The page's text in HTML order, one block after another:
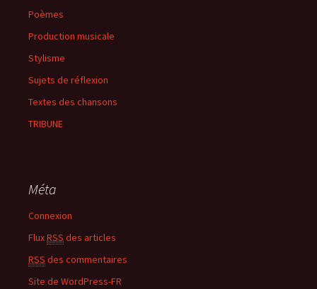
Poèmes
Production musicale
Stylisme
Sujets de réflexion
Textes des chansons
TRIBUNE
Méta
Connexion
FluxRSS des articles
RSS des commentaires
Site de WordPress-FR